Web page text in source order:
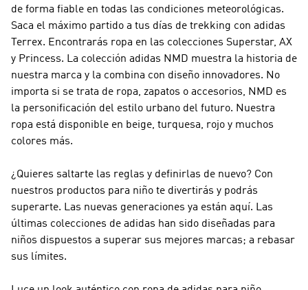
de forma fiable en todas las condiciones meteorológicas.
Saca el máximo partido a tus días de trekking con adidas
Terrex. Encontrarás ropa en las colecciones Superstar, AX
y Princess. La colección adidas NMD muestra la historia de
nuestra marca y la combina con diseño innovadores. No
importa si se trata de ropa, zapatos o accesorios, NMD es
la personificación del estilo urbano del futuro. Nuestra
ropa está disponible en beige, turquesa, rojo y muchos
colores más.
¿Quieres saltarte las reglas y definirlas de nuevo? Con
nuestros productos para niño te divertirás y podrás
superarte. Las nuevas generaciones ya están aquí. Las
últimas colecciones de adidas han sido diseñadas para
niños dispuestos a superar sus mejores marcas; a rebasar
sus límites.